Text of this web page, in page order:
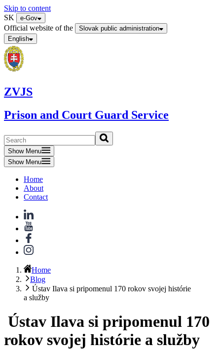
Skip to content
SK
e-Gov
Official website of the
Slovak public administration
English
ZVJS
Prison and Court Guard Service
Show Menu
Show Menu
Home
About
Contact
Home
Blog
Ústav Ilava si pripomenul 170 rokov svojej histórie
a služby
Ústav Ilava si pripomenul 170
rokov svojej histórie a služby